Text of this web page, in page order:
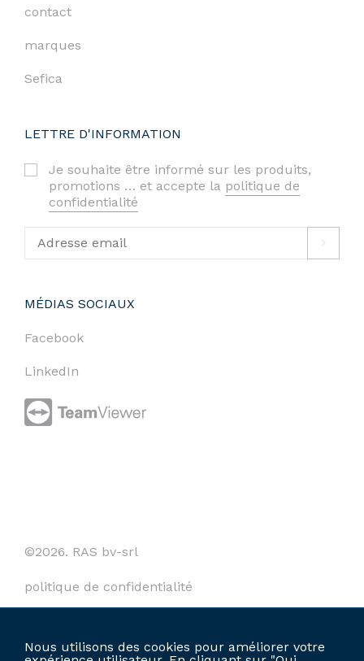
Nous utilisons des cookies pour améliorer votre
contact
marques
Sefica
LETTRE D'INFORMATION
Je souhaite être informé sur les produits,
promotions … et accepte la politique de
confidentialité
MÉDIAS SOCIAUX
Facebook
LinkedIn
©2026. RAS bv-srl
politique de confidentialité
termes et conditions